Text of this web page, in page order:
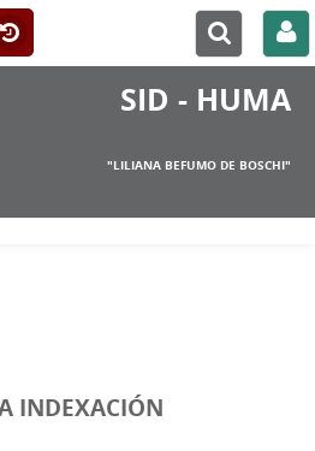
SID - HUMA
"LILIANA BEFUMO DE BOSCHI"
INDEXACIÓN